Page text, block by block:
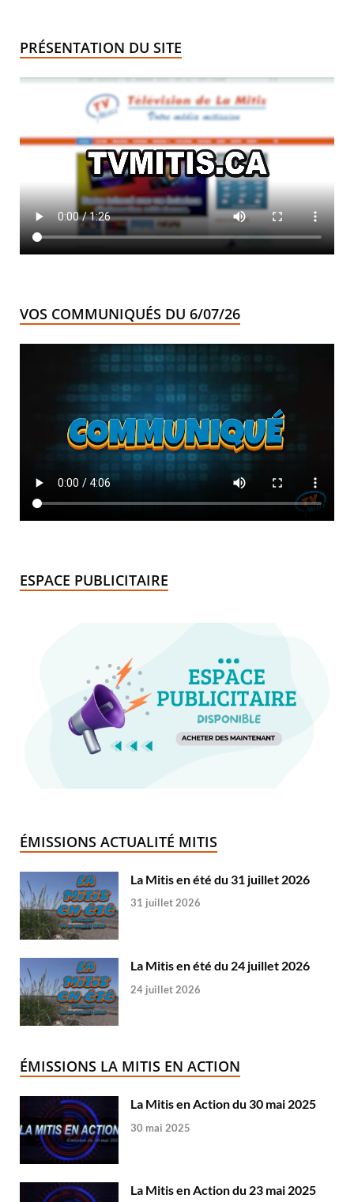
PRÉSENTATION DU SITE
VOS COMMUNIQUÉS DU 6/07/26
ESPACE PUBLICITAIRE
ÉMISSIONS ACTUALITÉ MITIS
La Mitis en été du 31 juillet 2026
31 juillet 2026
La Mitis en été du 24 juillet 2026
24 juillet 2026
ÉMISSIONS LA MITIS EN ACTION
La Mitis en Action du 30 mai 2025
30 mai 2025
La Mitis en Action du 23 mai 2025